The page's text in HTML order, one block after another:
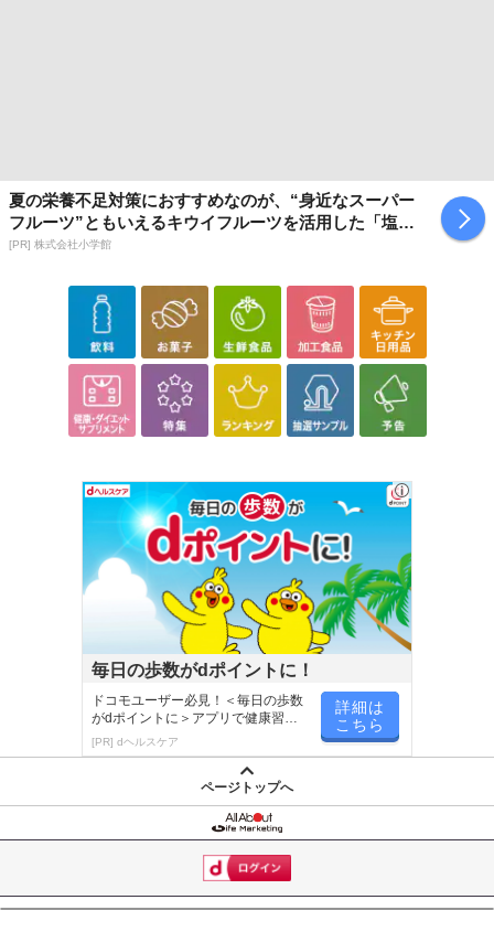
夏の栄養不足対策におすすめなのが、“身近なスーパー
フルーツ”ともいえるキウイフルーツを活用した「塩キ
ウイ」
[PR] 株式会社小学館
毎日の歩数がdポイントに！
ドコモユーザー必見！＜毎日の歩数
がdポイントに＞アプリで健康習慣
が楽しく続く
[PR] dヘルスケア
詳細は
こちら
ページトップへ